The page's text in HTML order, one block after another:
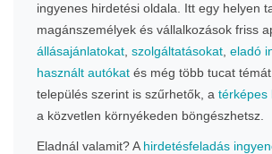
ingyenes hirdetési oldala. Itt egy helyen
magánszemélyek és vállalkozások friss
állásajánlatokat szolgáltatásokat eladó
használt autókat és még több tucat
település szerint is szűrhetők, a térképes
a közvetlen környékeden böngészhetsz.
Eladnál valamit? A hirdetésfeladás